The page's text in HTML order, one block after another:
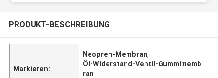
PRODUKT-BESCHREIBUNG
Markieren:
Neopren-Membran,
Öl-Widerstand-Ventil-Gummimemb
ran